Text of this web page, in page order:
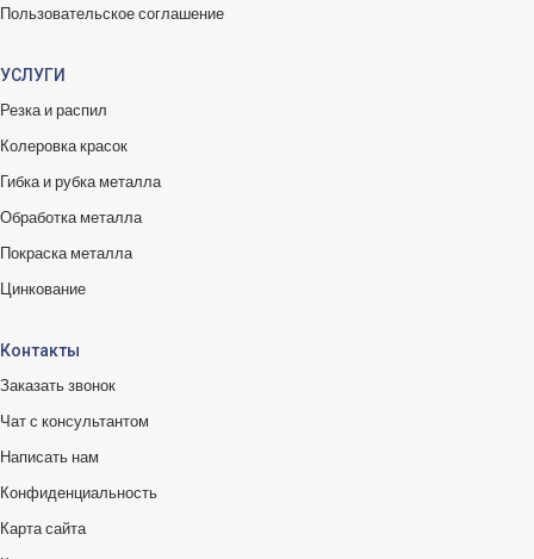
Пользовательское соглашение
УСЛУГИ
Резка и распил
Колеровка красок
Гибка и рубка металла
Обработка металла
Покраска металла
Цинкование
Контакты
Заказать звонок
Чат с консультантом
Написать нам
Конфиденциальность
Карта сайта